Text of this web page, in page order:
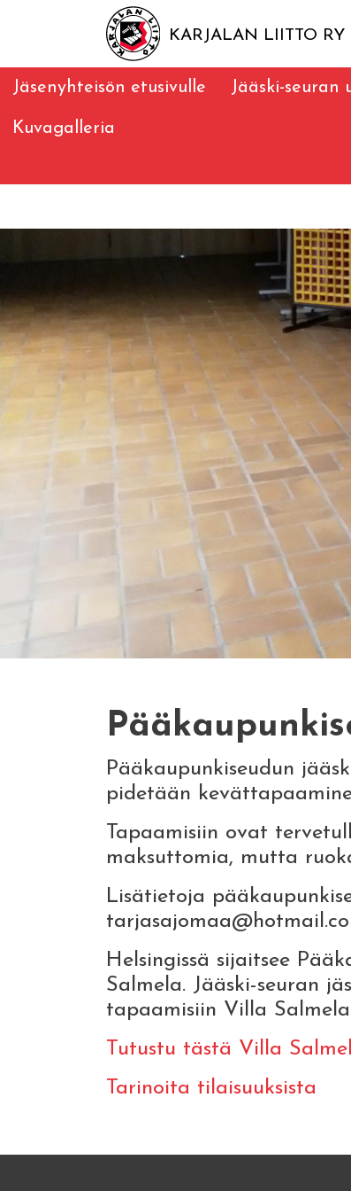
KARJALAN LIITTO RY
Jäsenyhteisön etusivulle Jääski-seuran
Kuvagalleria
Pääkaupunkiseudun
pidetään
Tapaamisiin ovat
maksuttomia, mutta
Lisätietoja
Helsingissä sijaitsee
Salmela. Jääski-seuran
tapaamisiin Villa
Tutustu tästä Villa
Tarinoita tilaisuuksista